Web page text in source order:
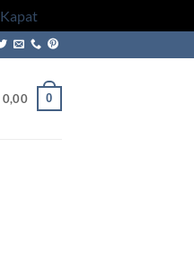
Kapat
0,00 0